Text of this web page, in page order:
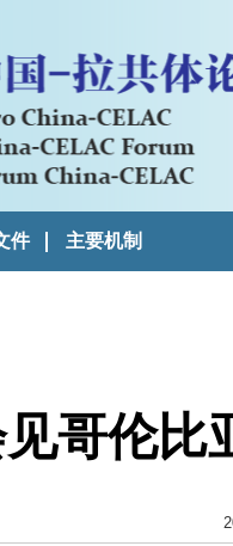
件 主要机制
哥伦比